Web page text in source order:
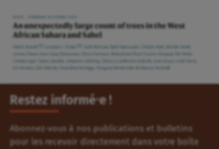
Restez informé⸱e !
Abonnez-vous à nos publications et bulletins
pour les recevoir directement dans votre boîte